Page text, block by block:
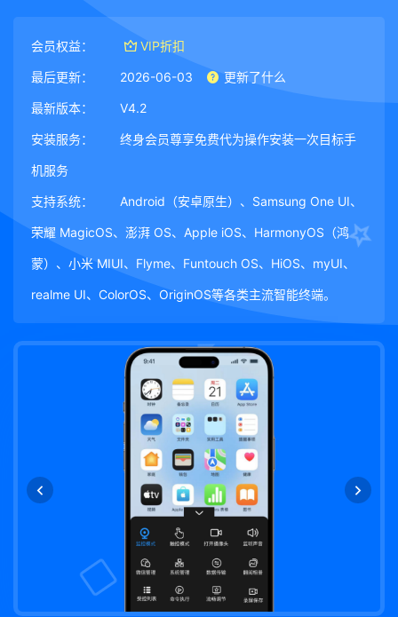
会员权益： VIP折扣
最后更新： 2026-06-03 更新了什么
最新版本： V4.2
安装服务： 终身会员尊享免费代为操作安装一次目标手
机服务
支持系统： Android（安卓原生）、Samsung One UI、
荣耀 MagicOS、澎湃 OS、Apple iOS、HarmonyOS（鸿
蒙）、小米 MIUI、Flyme、Funtouch OS、HiOS、myUI、
realme UI、ColorOS、OriginOS等各类主流智能终端。